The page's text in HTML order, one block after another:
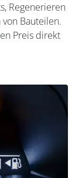
Regenerieren
Bauteilen.
Preis direkt